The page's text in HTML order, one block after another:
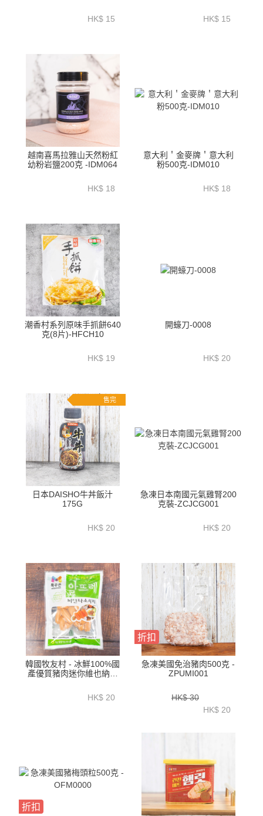
HK$ 15 HK$ 15
越南喜馬拉雅山天然粉紅
幼粉岩鹽200克 -IDM064
HK$ 18
意大利＇金麥牌＇意大利
粉500克-IDM010
HK$ 18
潮香村系列原味手抓餅640
克(8片)-HFCH10
HK$ 19
開蠔刀-0008
HK$ 20
售完
日本DAISHO牛丼飯汁
175G
HK$ 20
急凍日本南國元氣雞腎200
克裝-ZCJCG001
HK$ 20
韓國牧友村 - 冰鮮100%國
產優質豬肉迷你維也納香
HK$ 20
折扣
急凍美國免治豬肉500克 -
ZPUMI001
HK$ 30
HK$ 20
折扣